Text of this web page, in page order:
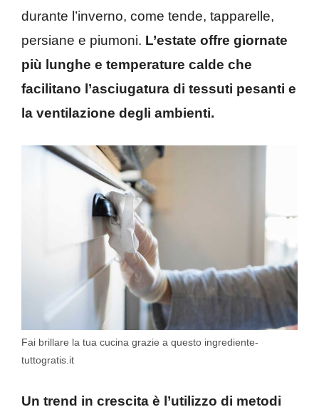
durante l’inverno, come tende, tapparelle,
persiane e piumoni. L’estate offre giornate
più lunghe e temperature calde che
facilitano l’asciugatura di tessuti pesanti e
la ventilazione degli ambienti.
Fai brillare la tua cucina grazie a questo ingrediente-
tuttogratis.it
Un trend in crescita è l’utilizzo di metodi